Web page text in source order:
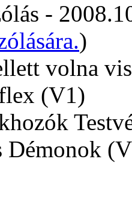
-
)
volna
(V1)
Démonok